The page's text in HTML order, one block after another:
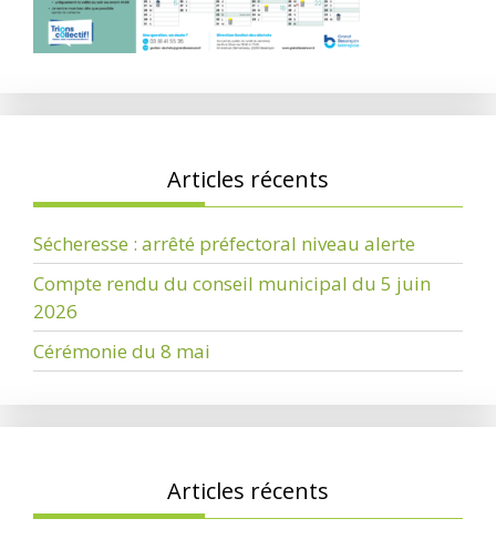
Articles récents
Sécheresse : arrêté préfectoral niveau alerte
Compte rendu du conseil municipal du 5 juin
2026
Cérémonie du 8 mai
Articles récents